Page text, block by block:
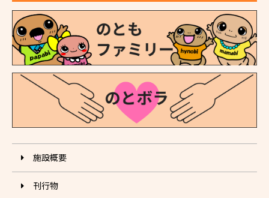
施設概要
刊⾏物